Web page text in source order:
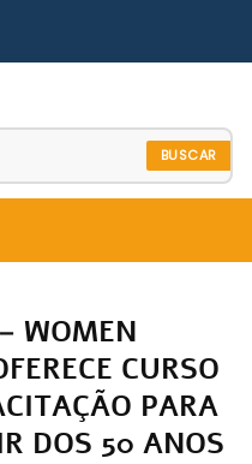
BUSCAR
WOMEN
CURSO
PARA
DOS 50 ANOS